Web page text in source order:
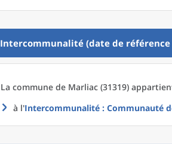
Intercommunalité (date de référence
La commune de Marliac (31319)
à l'Intercommunalité : Communauté